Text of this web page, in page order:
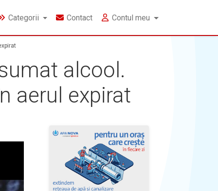
Categorii Contact Contul meu
alcool.
aerul expirat